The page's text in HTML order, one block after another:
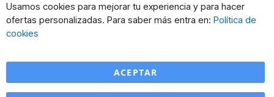
Usamos cookies para mejorar tu experiencia y para hacer
ofertas personalizadas. Para saber más entra en: Política de
cookies
ACEPTAR